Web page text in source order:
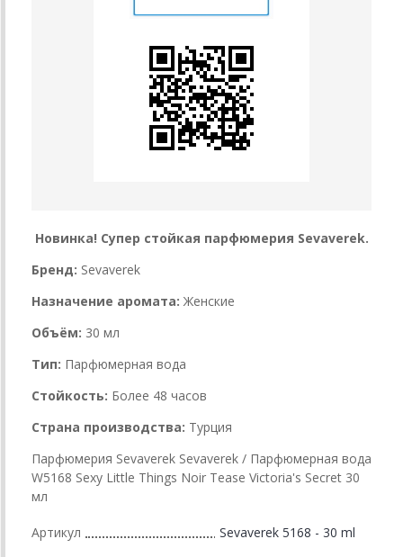
Новинка! Супер стойкая парфюмерия Sevaverek.
Бренд: Sevaverek
Назначение аромата: Женские
Объём: 30 мл
Тип: Парфюмерная вода
Стойкость: Более 48 часов
Страна производства: Турция
Парфюмерия Sevaverek Sevaverek / Парфюмерная вода
W5168 Sexy Little Things Noir Tease Victoria's Secret 30
мл
Артикул Sevaverek 5168 - 30 ml